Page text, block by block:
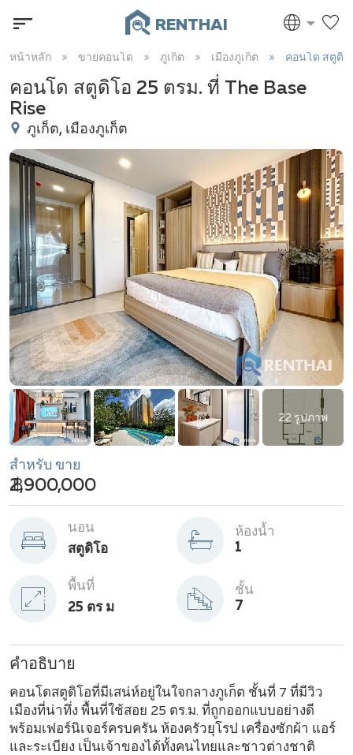
RENTHAI
หน้าหลัก ขายคอนโด ภูเก็ต เมืองภูเก็ต คอนโด สตูดิโ
คอนโด สตูดิโอ 25 ตรม. ที่ The Base
Rise
ภูเก็ต, เมืองภูเก็ต
22 รูปภาพ
สำหรับ ขาย
฿ 2,900,000
นอน
สตูดิโอ
ห้องน้ำ
1
พื้นที่
25 ตร ม
ชั้น
7
คำอธิบาย
คอนโดสตูดิโอที่มีเสน่ห์อยู่ในใจกลางภูเก็ต ชั้นที่ 7 ที่มีวิว
เมืองที่น่าทึ่ง พื้นที่ใช้สอย 25 ตร.ม. ที่ถูกออกแบบอย่างดี
พร้อมเฟอร์นิเจอร์ครบครัน ห้องครัวยุโรป เครื่องซักผ้า แอร์
และระเบียง เป็นเจ้าของได้ทั้งคนไทยและชาวต่างชาติ